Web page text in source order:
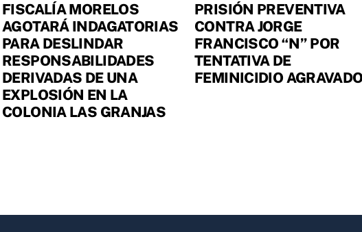
FISCALÍA MORELOS
AGOTARÁ INDAGATORIAS
PARA DESLINDAR
RESPONSABILIDADES
DERIVADAS DE UNA
EXPLOSIÓN EN LA
COLONIA LAS GRANJAS
PRISIÓN PREVENTIVA
CONTRA JORGE
FRANCISCO “N” POR
TENTATIVA DE
FEMINICIDIO